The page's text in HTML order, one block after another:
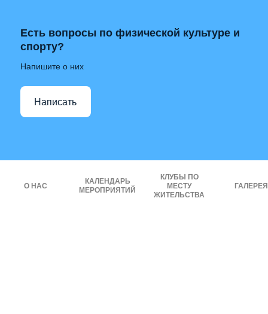
Есть вопросы по физической культуре и
спорту?
Напишите о них
Написать
О НАС
КАЛЕНДАРЬ
МЕРОПРИЯТИЙ
КЛУБЫ ПО
МЕСТУ
ЖИТЕЛЬСТВА
ГАЛЕРЕЯ